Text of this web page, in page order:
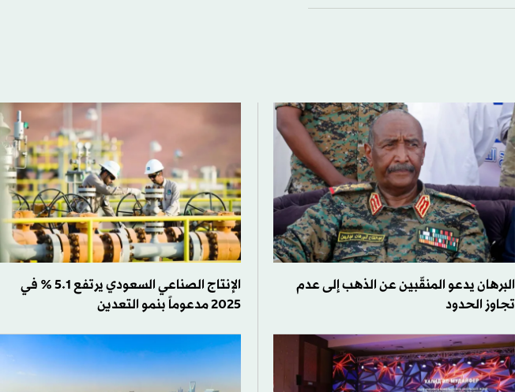
البرهان يدعو المنقّبين عن الذهب إلى عدم
تجاوز الحدود
الإنتاج الصناعي السعودي يرتفع 5.1 % في
2025 مدعوماً بنمو التعدين